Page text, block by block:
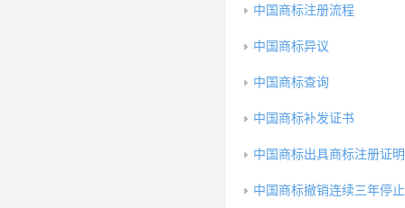
中国商标注册流程
中国商标异议
中国商标查询
中国商标补发证书
中国商标出具商标注册证明
中国商标撤销连续三年停